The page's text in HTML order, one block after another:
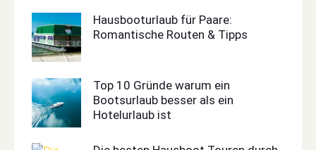
Hausbooturlaub für Paare:
Romantische Routen & Tipps
Top 10 Gründe warum ein
Bootsurlaub besser als ein
Hotelurlaub ist